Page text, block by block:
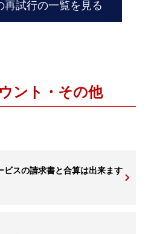
再試行の一覧を見る
ント・その他
ビスの請求書と合算は出来ます